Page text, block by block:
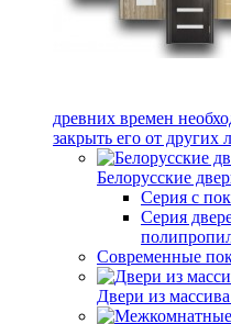
древних времен
закрыть его от других
Белорусские
Серия с
Серия
Современные
Двери из